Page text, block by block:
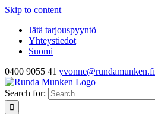
Skip to content
Jätä tarjouspyyntö
Yhteystiedot
Suomi
0400 9055 41 |yvonne@rundamunken.fi
Search for: